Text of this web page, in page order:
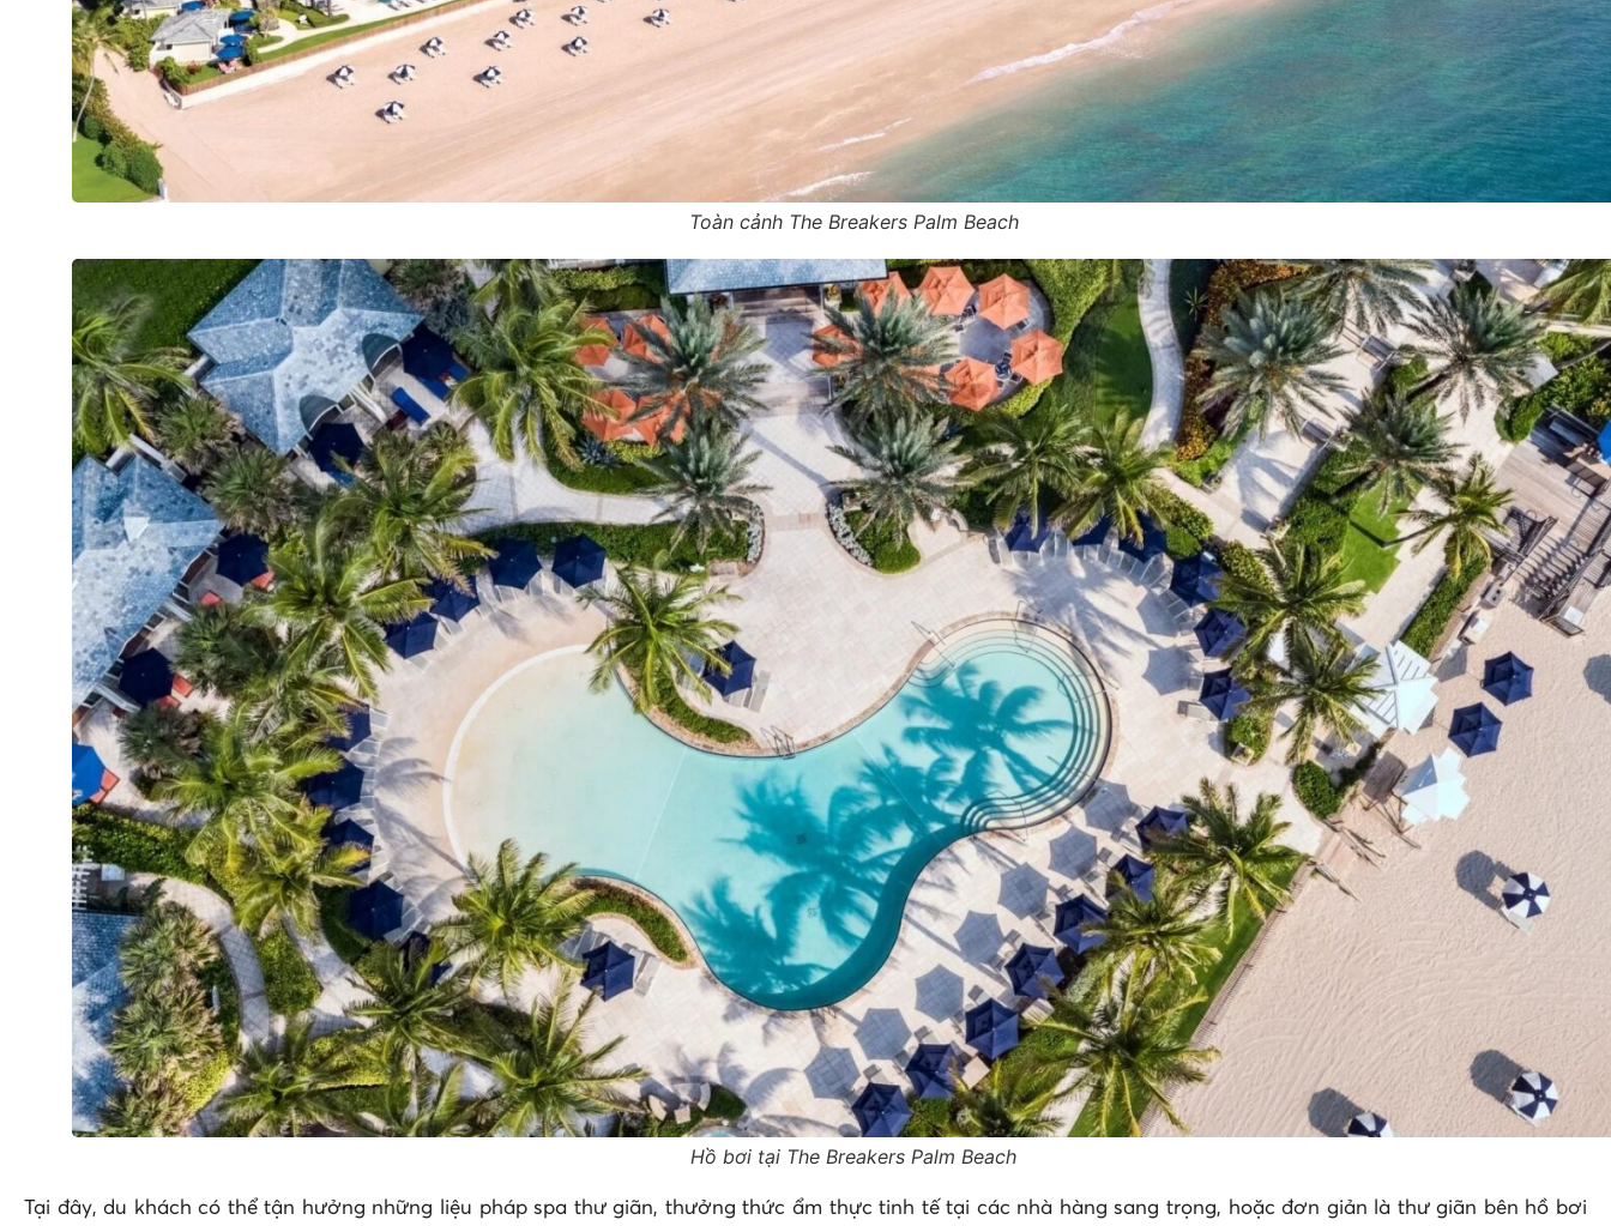
Toàn cảnh The Breakers Palm Beach
Hồ bơi tại The Breakers Palm Beach
Tại đây, du khách có thể tận hưởng những liệu pháp spa thư giãn, thưởng thức ẩm thực tinh tế tại các nhà hàng sang trọng, hoặc đơn giản là thư giãn bên hồ bơi